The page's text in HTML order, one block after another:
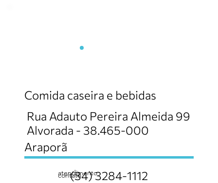
Araporã
Comida caseira e bebidas
Rua Adauto Pereira Almeida 99
Alvorada - 38.465-000
(34) 3284-1112
contato
atendimento